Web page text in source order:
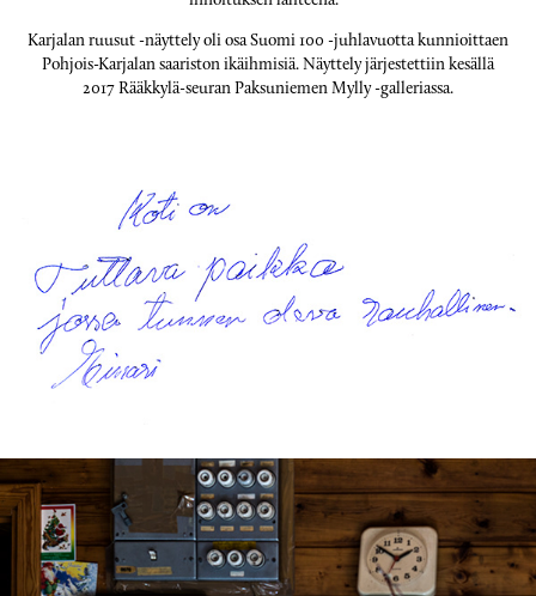
Karjalan ruusut -näyttely oli osa Suomi 100 -juhlavuotta kunnioittaen
Pohjois-Karjalan saariston ikäihmisiä. Näyttely järjestettiin kesällä
2017 Rääkkylä-seuran Paksuniemen Mylly -galleriassa.